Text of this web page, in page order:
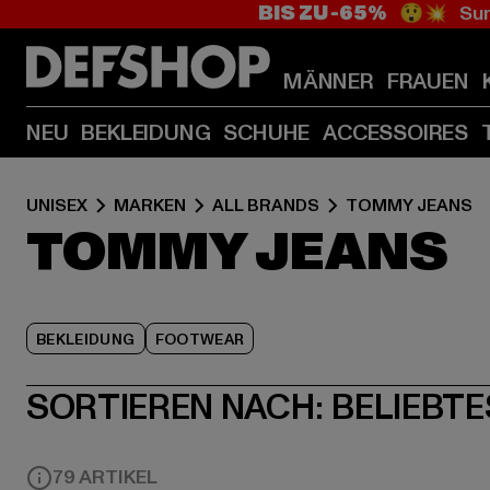
BIS ZU -65% 😲💥
MÄNNER FRAUEN
NEU BEKLEIDUNG SCHUHE ACCESSOIRES
UNISEX MARKEN ALL BRANDS TOMMY JEANS
TOMMY JEANS
BEKLEIDUNG FOOTWEAR
SORTIEREN NACH:
79 ARTIKEL